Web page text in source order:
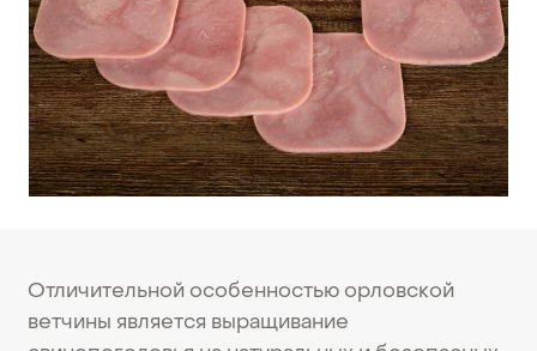
Отличительной особенностью орловской
ветчины является выращивание